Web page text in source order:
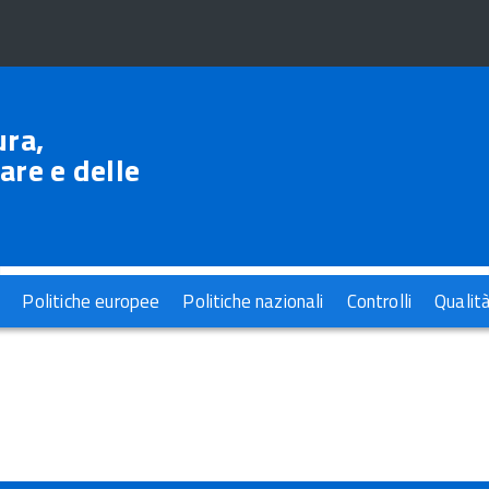
e delle
Politiche europee Politiche nazionali Controlli